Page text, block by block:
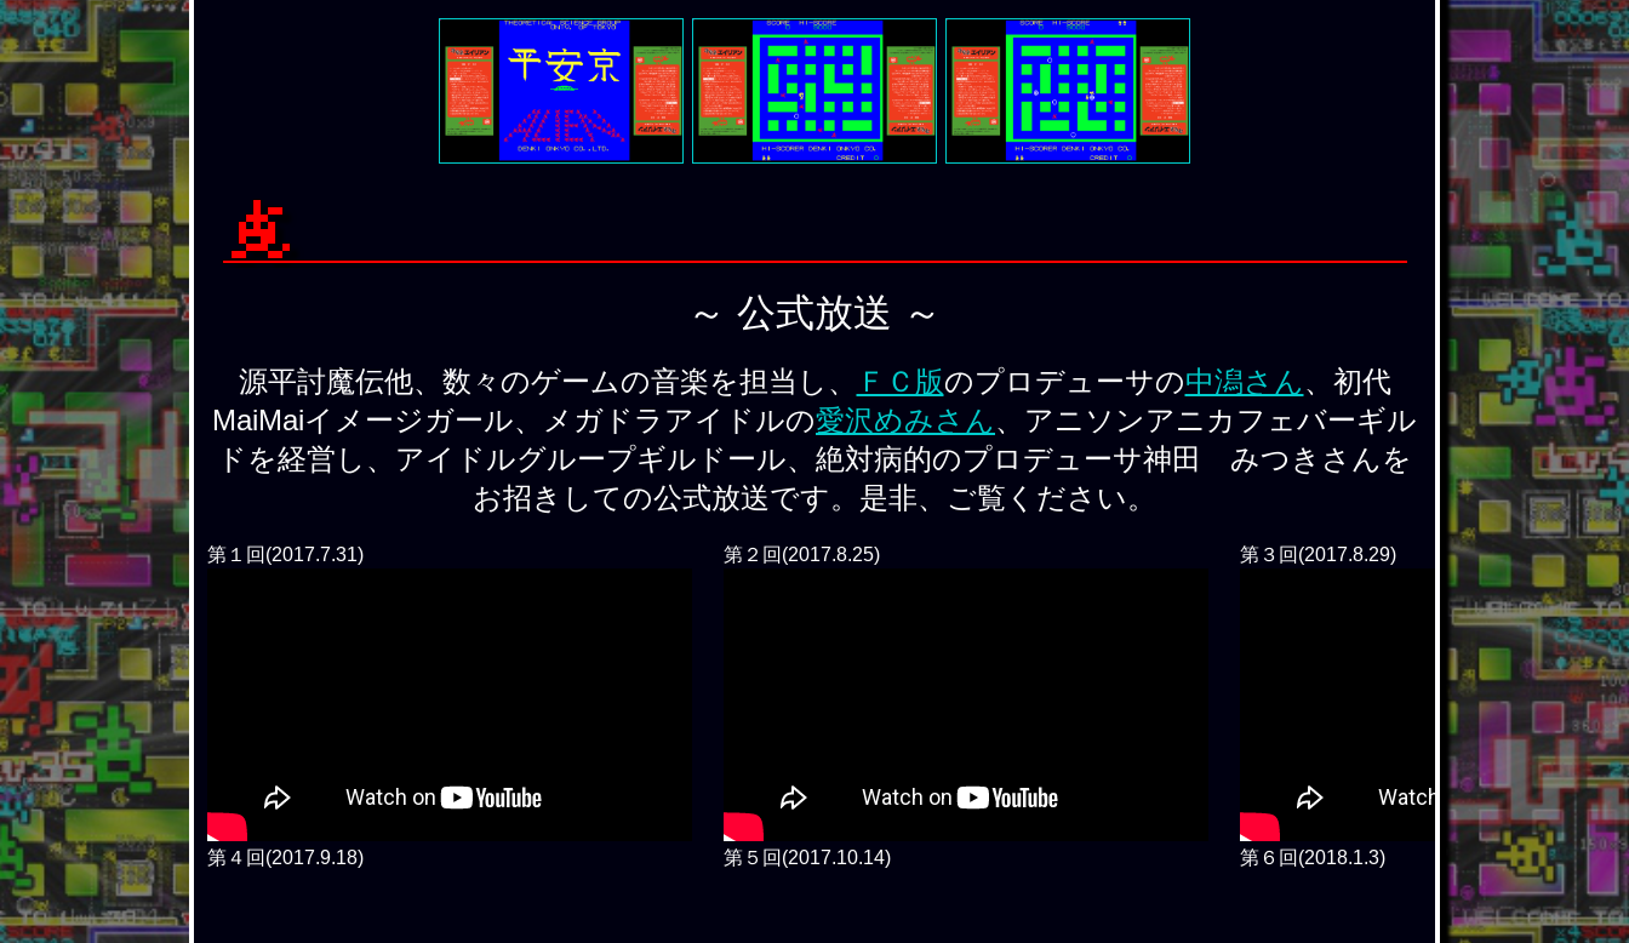
～ 公式放送 ～
源平討魔伝他、数々のゲームの音楽を担当し、 ＦＣ版のプロデューサの中潟さん、初代
MaiMaiイメージガール、メガドラアイドルの愛沢めみさん、アニソンアニカフェバーギル
ドを経営し、アイドルグループギルドール、絶対病的のプロデューサ神田 みつきさんを
お招きしての公式放送です。是非、ご覧ください。
第１回(2017.7.31) 第２回(2017.8.25) 第３回(2017.8.29)
第４回(2017.9.18) 第５回(2017.10.14) 第６回(2018.1.3)